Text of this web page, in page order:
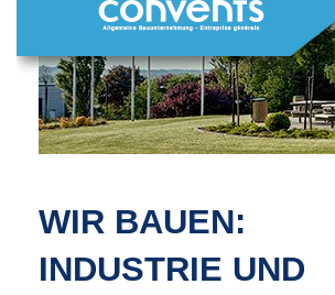
WIR BAUEN:
INDUSTRIE UND